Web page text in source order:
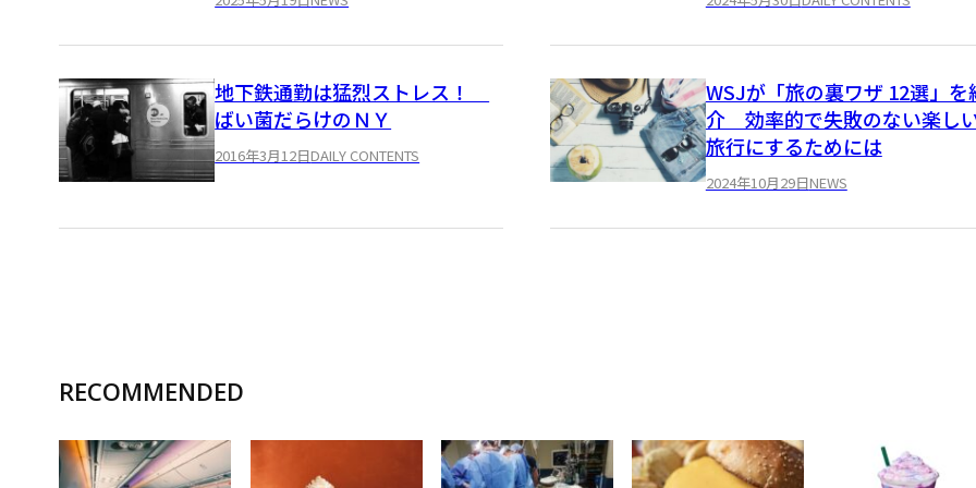
地下鉄通勤は猛烈ストレス！
ばい菌だらけのＮＹ
2016年3月12日DAILY CONTENTS
WSJが「旅の裏ワザ 12選」を
介 効率的で失敗のない楽し
旅行にするためには
2024年10月29日NEWS
RECOMMENDED